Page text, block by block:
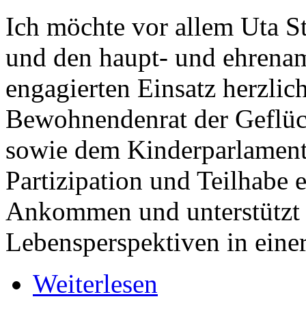
Ich möchte vor allem Uta
und den haupt- und
engagierten Einsatz
Bewohnendenrat der
sowie dem
Partizipation und Teilhabe
Ankommen und
Lebensperspektiven in
Weiterlesen